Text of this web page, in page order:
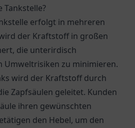
erfolgt in mehreren
der Kraftstoff in großen
die unterirdisch
Umweltrisiken zu minimieren.
wird der Kraftstoff durch
Zapfsäulen geleitet. Kunden
ihren gewünschten
den Hebel, um den